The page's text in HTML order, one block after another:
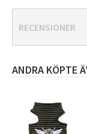
RECENSIONER
ANDRA KÖPTE